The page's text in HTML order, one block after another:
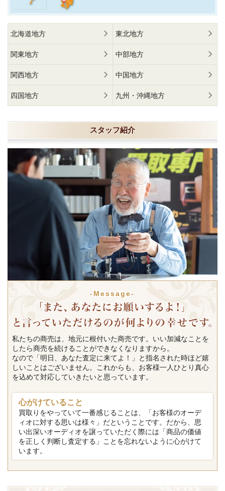
北海道地方 東北地方
関東地方 中部地方
関西地方 中国地方
四国地方 九州・沖縄地方
スタッフ紹介
-Message-
私たちの商売は、地元に根付いた商売です。いい加減なことを
したら商売を続けることができなくなりますから。
なので「明日、あなた査定に来てよ！」と指名された時ほど嬉
しいことはございません。これからも、お客様一人ひとり真心
を込めて対応していきたいと思っています。
心がけていること
買取りをやっていて一番感じることは、「お客様のオーデ
ィオに対する思いは様々」だということです。だから、思
い出深いオーディオを譲っていただく際には「商品の価値
を正しく判断し査定する」ことを忘れないように心がけて
います。